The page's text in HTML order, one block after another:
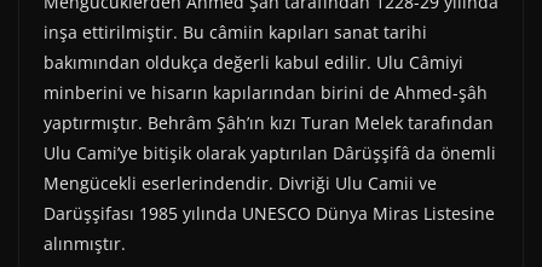
inşa ettirilmiştir. Bu câmiin kapıları sanat tarihi
bakımından oldukça değerli kabul edilir. Ulu Câmiyi
minberini ve hisarın kapılarından birini de Ahmed-şâh
yaptırmıştır. Behrâm Şâh’ın kızı Turan Melek tarafından
Ulu Cami’ye bitişik olarak yaptırılan Dârüşşifâ da önemli
Mengücekli eserlerindendir. Divriği Ulu Camii ve
Darüşşifası 1985 yılında UNESCO Dünya Miras Listesine
alınmıştır.